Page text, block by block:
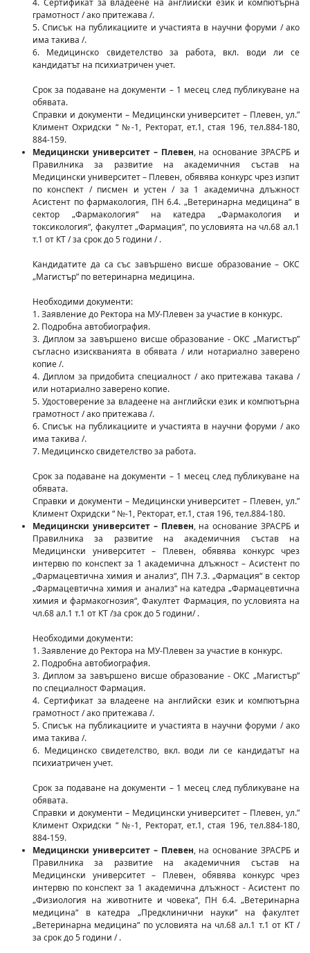
4. Сертификат за владеене на английски език и компютърна
грамотност / ако притежава /.
5. Списък на публикациите и участията в научни форуми / ако
има такива /.
6. Медицинско свидетелство за работа, вкл. води ли се
кандидатът на психиатричен учет.
Срок за подаване на документи – 1 месец след публикуване на
обявата.
Справки и документи – Медицински университет – Плевен, ул.”
Климент Охридски “ №-1, Ректорат, ет.1, стая 196, тел.884-180,
884-159.
Медицински университет – Плевен, на основание ЗРАСРБ и
Правилника за развитие на академичния състав на
Медицински университет – Плевен, обявява конкурс чрез изпит
по конспект / писмен и устен / за 1 академична длъжност
Асистент по фармакология, ПН 6.4. „Ветеринарна медицина“ в
сектор „Фармакология“ на катедра „Фармакология и
токсикология“, факултет „Фармация“, по условията на чл.68 ал.1
т.1 от КТ / за срок до 5 години / .
Кандидатите да са със завършено висше образование – ОКС
„Магистър” по ветеринарна медицина.
Необходими документи:
1. Заявление до Ректора на МУ-Плевен за участие в конкурс.
2. Подробна автобиография.
3. Диплом за завършено висше образование - ОКС „Магистър”
съгласно изискванията в обявата / или нотариално заверено
копие /.
4. Диплом за придобита специалност / ако притежава такава /
или нотариално заверено копие.
5. Удостоверение за владеене на английски език и компютърна
грамотност / ако притежава /.
6. Списък на публикациите и участията в научни форуми / ако
има такива /.
7. Медицинско свидетелство за работа.
Срок за подаване на документи – 1 месец след публикуване на
обявата.
Справки и документи – Медицински университет – Плевен, ул.”
Климент Охридски “ №-1, Ректорат, ет.1, стая 196, тел.884-180.
Медицински университет – Плевен, на основание ЗРАСРБ и
Правилника за развитие на академичния състав на
Медицински университет – Плевен, обявява конкурс чрез
интервю по конспект за 1 академична длъжност – Асистент по
„Фармацевтична химия и анализ“, ПН 7.3. „Фармация“ в сектор
„Фармацевтична химия и анализ“ на катедра „Фармацевтична
химия и фармакогнозия“, Факултет Фармация, по условията на
чл.68 ал.1 т.1 от КТ /за срок до 5 години/ .
Необходими документи:
1. Заявление до Ректора на МУ-Плевен за участие в конкурс.
2. Подробна автобиография.
3. Диплом за завършено висше образование - ОКС „Магистър”
по специалност Фармация.
4. Сертификат за владеене на английски език и компютърна
грамотност / ако притежава /.
5. Списък на публикациите и участията в научни форуми / ако
има такива /.
6. Медицинско свидетелство, вкл. води ли се кандидатът на
психиатричен учет.
Срок за подаване на документи – 1 месец след публикуване на
обявата.
Справки и документи – Медицински университет – Плевен, ул.”
Климент Охридски “ №-1, Ректорат, ет.1, стая 196, тел.884-180,
884-159.
Медицински университет – Плевен, на основание ЗРАСРБ и
Правилника за развитие на академичния състав на
Медицински университет – Плевен, обявява конкурс чрез
интервю по конспект за 1 академична длъжност - Асистент по
„Физиология на животните и човека“, ПН 6.4. „Ветеринарна
медицина“ в катедра „Предклинични науки“ на факултет
„Ветеринарна медицина“ по условията на чл.68 ал.1 т.1 от КТ /
за срок до 5 години / .